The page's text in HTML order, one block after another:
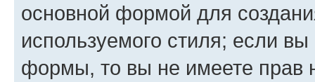
основной формой для
используемого стиля; если
формы, то вы не имеете прав